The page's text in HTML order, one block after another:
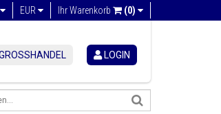
Ihr Warenkorb (0)
EUR
LOGIN